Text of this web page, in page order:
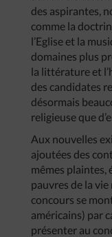
des aspirantes,
comme la
l’Eglise et la
domaines plus
la littérature et
des candidates
désormais
religieuse que
Aux nouvelles
ajoutées des
mêmes plaintes,
pauvres de la vie
concours se
américains) par
présenter au